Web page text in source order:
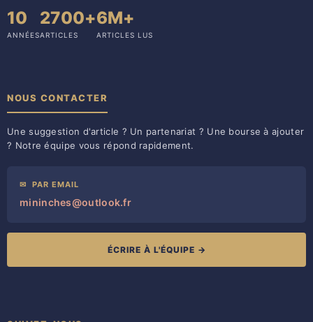
10
ANNÉES
2700+
ARTICLES
6M+
ARTICLES LUS
NOUS CONTACTER
Une suggestion d'article ? Un partenariat ? Une bourse à ajouter
? Notre équipe vous répond rapidement.
✉ PAR EMAIL
mininches@outlook.fr
ÉCRIRE À L'ÉQUIPE →